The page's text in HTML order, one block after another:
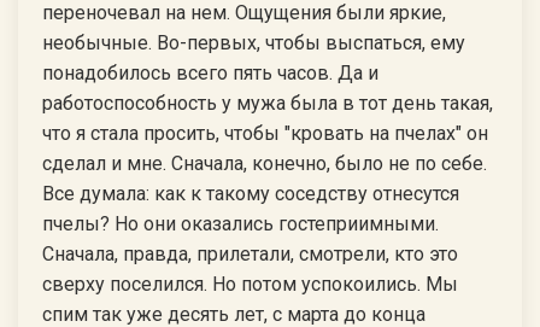
переночевал на нем. Ощущения были яркие,
необычные. Во-первых, чтобы выспаться, ему
понадобилось всего пять часов. Да и
работоспособность у мужа была в тот день такая,
что я стала просить, чтобы "кровать на пчелах" он
сделал и мне. Сначала, конечно, было не по себе.
Все думала: как к такому соседству отнесутся
пчелы? Но они оказались гостеприимными.
Сначала, правда, прилетали, смотрели, кто это
сверху поселился. Но потом успокоились. Мы
спим так уже десять лет, с марта до конца